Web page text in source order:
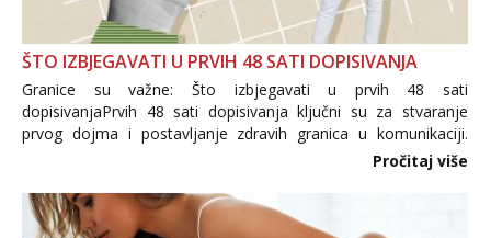
ŠTO IZBJEGAVATI U PRVIH 48 SATI DOPISIVANJA
Granice su važne: Što izbjegavati u prvih 48 sati
dopisivanjaPrvih 48 sati dopisivanja ključni su za stvaranje
prvog dojma i postavljanje zdravih granica u komunikaciji.
Važno je izbjeći prebrzo otkrivanje osobnih ili intimnih
informacija, jer nepoznata osoba još nije zaslužila to
povjerenje. Takođe...
Pročitaj više